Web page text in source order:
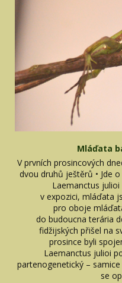
Mláďata
V prvních prosincových
dvou druhů ještěrů • Jde
Laemanctus
v expozici, mláďata
pro oboje
do budoucna terária
fidžijských přišel na
prosince byli
Laemanctus julioi
partenogenetický –
se